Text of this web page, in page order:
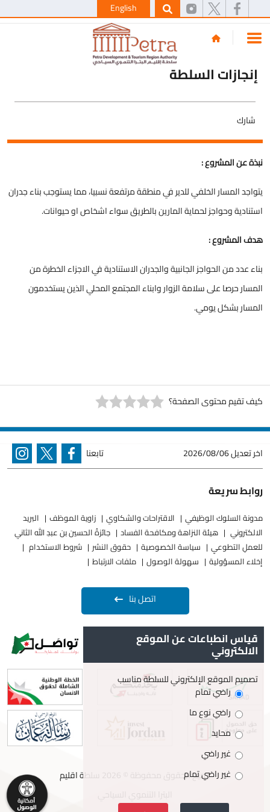
قياس انطباعات عن الموقع
الالكتروني
تصميم الموقع الإلكتروني للسلطة مناسب
راضي تمام
راضي نوع ما
محايد
غير راضي
غير راضي تمام
English
إنجازات السلطة
شارك
نبذة عن المشروع :
يتواجد المسار الخلفي للدير في منطقة مرتفعة نسبيا، مما يستوجب بناء جدران
استنادية وحواجز لحماية المارين بالطريق سواء اشخاص او حيوانات.
هدف المشروع :
بناء عدد من الحواجز الجانبية والجدران الاستنادية في الاجزاء الخطرة من
المسار حرصا على سلامة الزوار وابناء المجتمع المحلي الذين يستخدمون
المسار بشكل يومي.
كيف تقيم محتوى الصفحة؟
اخر تعديل2026/08/06 تابعنا
روابط سريعة
مدونة السلوك الوظيفي الاقتراحات والشكاوي زاوية الموظف
البريد
الالكتروني
هيئة النزاهة ومكافحة الفساد
جائزةُ الحسين بن عبدِ الله الثاني
للعملِ التطوعيِ
سياسة الخصوصية حقوق النشر
شروط الاستخدام
إخلاء المسؤولية
سهولة الوصول ملفات الارتباط
اتصل بنا
جميع الحقوق محفوظة © 2026 سلطة اقليم